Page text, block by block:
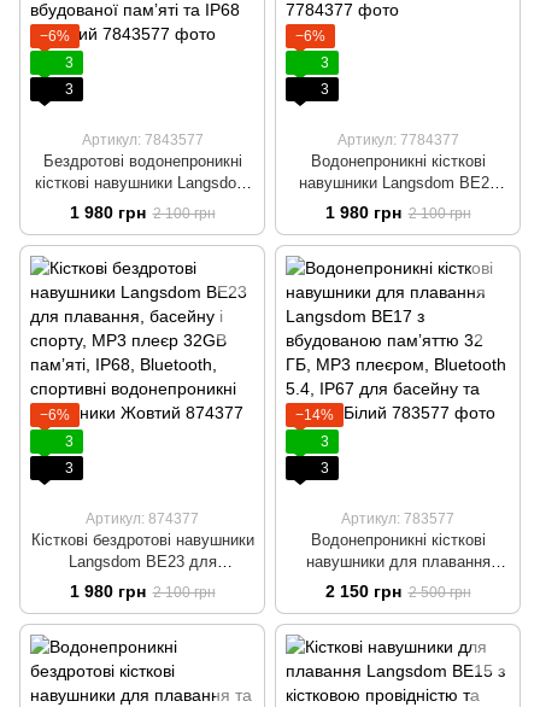
−6%
3
3
Артикул: 7843577
Бездротові водонепроникні
кісткові навушники Langsdom
BE23 для плавання та спорту
з MP3 плеєром, 32GB
вбудованої памʼяті та IP68
Зелений
1 980 грн 2 100 грн
−6%
3
3
Артикул: 7784377
Водонепроникні кісткові
навушники Langsdom BE23
для плавання та басейну з
MP3 плеєром та 32 ГБ
вбудованої памʼяті Чорний
1 980 грн 2 100 грн
−6%
3
3
Артикул: 874377
Кісткові бездротові навушники
Langsdom BE23 для
плавання, басейну і спорту,
MP3 плеєр 32GB памʼяті,
IP68, Bluetooth, спортивні
водонепроникні навушники
Жовтий
1 980 грн 2 100 грн
−14%
3
3
Артикул: 783577
Водонепроникні кісткові
навушники для плавання
Langsdom BE17 з вбудованою
памʼяттю 32 ГБ, MP3
плеєром, Bluetooth 5.4, IP67
для басейну та спорту Білий
2 150 грн 2 500 грн